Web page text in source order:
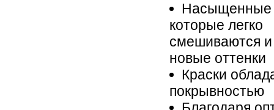
Насыщенные
которые легко
смешиваются
новые оттенки
Краски
покрывностью